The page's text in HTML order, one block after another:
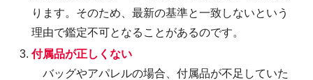
ります。そのため、最新の基準と一致しないという
理由で鑑定不可となることがあるのです。
付属品が正しくない
バッグやアパレルの場合、付属品が不足していた